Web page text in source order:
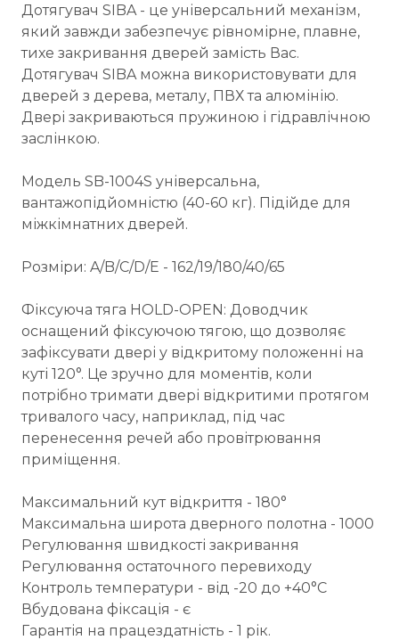
Дотягувач SIBA - це універсальний механізм,
який завжди забезпечує рівномірне, плавне,
тихе закривання дверей замість Вас.
Дотягувач SIBA можна використовувати для
дверей з дерева, металу, ПВХ та алюмінію.
Двері закриваються пружиною і гідравлічною
заслінкою.
Модель SB-1004S універсальна,
вантажопідйомністю (40-60 кг). Підійде для
міжкімнатних дверей.
Розміри: A/B/C/D/E - 162/19/180/40/65
Фіксуюча тяга HOLD-OPEN: Доводчик
оснащений фіксуючою тягою, що дозволяє
зафіксувати двері у відкритому положенні на
куті 120°. Це зручно для моментів, коли
потрібно тримати двері відкритими протягом
тривалого часу, наприклад, під час
перенесення речей або провітрювання
приміщення.
Максимальний кут відкриття - 180°
Максимальна широта дверного полотна - 1000
Регулювання швидкості закривання
Регулювання остаточного перевиходу
Контроль температури - від -20 до +40°C
Вбудована фіксація - є
Гарантія на працездатність - 1 рік.